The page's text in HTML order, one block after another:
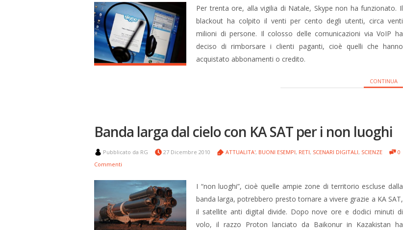
Per trenta ore, alla vigilia di Natale, Skype non ha funzionato. Il
blackout ha colpito il venti per cento degli utenti, circa venti
milioni di persone. Il colosso delle comunicazioni via VoIP ha
deciso di rimborsare i clienti paganti, cioè quelli che hanno
acquistato abbonamenti o credito.
CONTINUA
Banda larga dal cielo con KA SAT per i non luoghi
Pubblicato da RG 27 Dicembre 2010 ATTUALITA', BUONI ESEMPI, RETI, SCENARI DIGITALI, SCIENZE
0
Commenti
I “non luoghi”, cioè quelle ampie zone di territorio escluse dalla
banda larga, potrebbero presto tornare a vivere grazie a KA SAT,
il satellite anti digital divide. Dopo nove ore e dodici minuti di
volo, il razzo Proton lanciato da Baikonur in Kazakistan ha